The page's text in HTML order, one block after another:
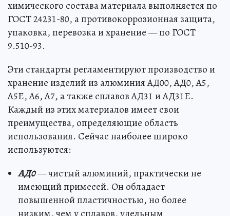
химического состава материала выполняется по
ГОСТ 24231-80, а противокоррозионная защита,
упаковка, перевозка и хранение — по ГОСТ
9.510-93.
Эти стандарты регламентируют производство и
хранение изделий из алюминия АД00, АД0, А5,
А5Е, А6, А7, а также сплавов АД31 и АД31Е.
Каждый из этих материалов имеет свои
преимущества, определяющие область
использования. Сейчас наиболее широко
используются:
АД0— чистый алюминий, практически не
имеющий примесей. Он обладает
повышенной пластичностью, но более